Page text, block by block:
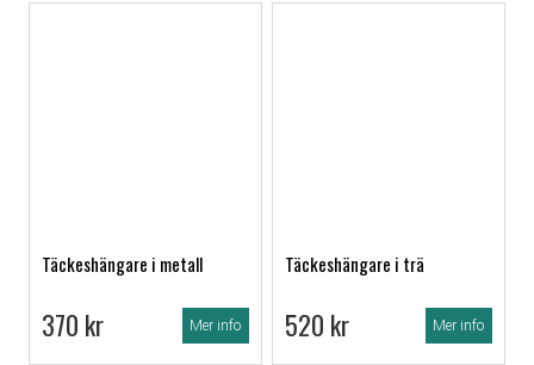
Täckeshängare i metall
370 kr
Täckeshängare i trä
520 kr